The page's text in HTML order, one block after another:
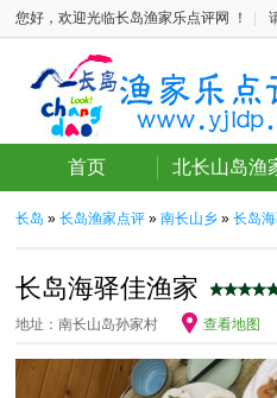
您好，欢迎光临长岛渔家乐点评网 ！
首页 北长山岛渔
长岛 » 长岛渔家点评 » 南长山乡 » 长岛
长岛海驿佳渔家
地址：南长山岛孙家村 查看地图